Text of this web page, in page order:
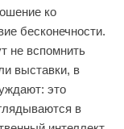
ко
бесконечности.
не вспомнить
выставки, в
это
в